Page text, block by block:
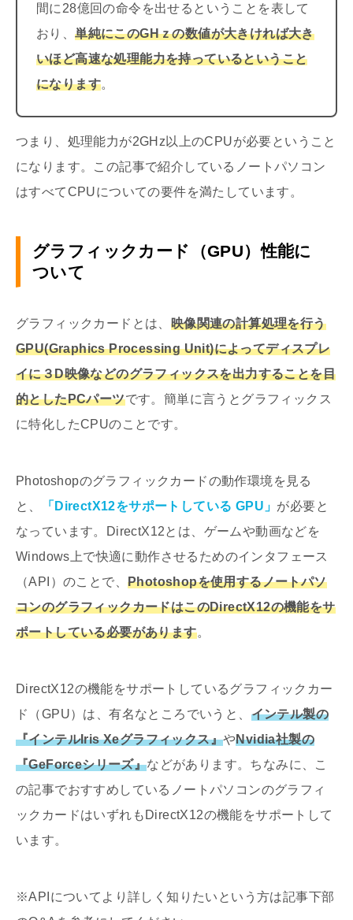
間に28億回の命令を出せるということを表して
おり、単純にこのGHｚの数値が大きければ大き
いほど高速な処理能力を持っているということ
になります。
つまり、処理能力が2GHz以上のCPUが必要ということ
になります。この記事で紹介しているノートパソコン
はすべてCPUについての要件を満たしています。
グラフィックカード（GPU）性能に
ついて
グラフィックカードとは、 映像関連の計算処理を行う
GPU(Graphics Processing Unit)によってディスプレ
イに３D映像などのグラフィックスを出力することを目
的としたPCパーツです。簡単に言うとグラフィックス
に特化したCPUのことです。
Photoshopのグラフィックカードの動作環境を見る
と、
「DirectX12をサポートしている GPU」 が必要と
なっています。DirectX12とは、ゲームや動画などを
Windows上で快適に動作させるためのインタフェース
（API）のことで、 Photoshopを使用するノートパソ
コンのグラフィックカードはこのDirectX12の機能をサ
ポートしている必要があります。
DirectX12の機能をサポートしているグラフィックカー
ド（GPU）は、有名なところでいうと、 インテル製の
『インテルIris Xeグラフィックス』やNvidia社製の
『GeForceシリーズ』などがあります。ちなみに、こ
の記事でおすすめしているノートパソコンのグラフィ
ックカードはいずれもDirectX12の機能をサポートして
います。
※APIについてより詳しく知りたいという方は記事下部